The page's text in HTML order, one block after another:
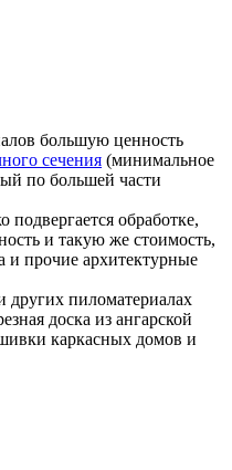
большую ценность
сечения (минимальное
по большей части
подвергается обработке,
и такую же стоимость,
и прочие архитектурные
других пиломатериалах
доска из ангарской
каркасных домов и